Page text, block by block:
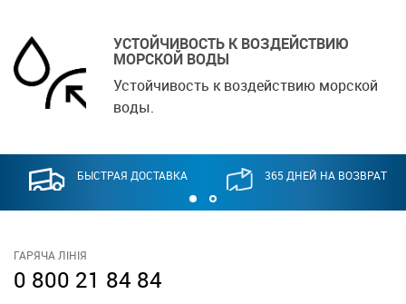
УСТОЙЧИВОСТЬ К ВОЗДЕЙСТВИЮ
МОРСКОЙ ВОДЫ
Устойчивость к воздействию морской
воды.
БЫСТРАЯ ДОСТАВКА 365 ДНЕЙ НА ВОЗВРАТ
ГАРЯЧА ЛІНІЯ
0 800 21 84 84